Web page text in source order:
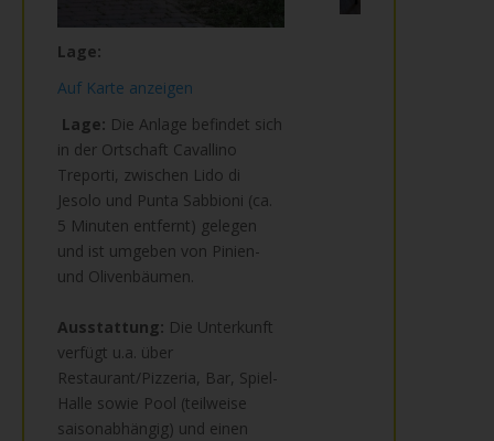
Lage:
Auf Karte anzeigen
Lage: Die Anlage befindet sich
in der Ortschaft Cavallino
Treporti, zwischen Lido di
Jesolo und Punta Sabbioni (ca.
5 Minuten entfernt) gelegen
und ist umgeben von Pinien-
und Olivenbäumen.
Ausstattung: Die Unterkunft
verfügt u.a. über
Restaurant/Pizzeria, Bar, Spiel-
Halle sowie Pool (teilweise
saisonabhängig) und einen